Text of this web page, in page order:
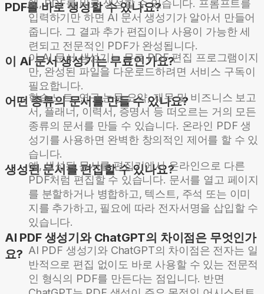
PDF를 바로 생성할 수 있나요?
예, PDF를 바로 생성할 수 있습니다. 프롬프트를
입력하기만 하면 AI 문서 생성기가 알아서 만들어
줍니다. 그 결과 추가 편집이나 사용이 가능한 세
련되고 전문적인 PDF가 완성됩니다.
이 AI 문서 생성기는 무료인가요?
이 AI 문서 생성기는 무료 PDF 편집 프로그램이지
만, 완성된 파일을 다운로드하려면 서비스 구독이
필요합니다.
어떤 종류의 문서를 만들 수 있나요?
학습 노트, 연구 논문 요약, 재무 및 비즈니스 보고
서, 플래너, 이력서, 증명서 등 떠오르는 거의 모든
종류의 문서를 만들 수 있습니다. 온라인 PDF 생
성기를 사용하면 완벽한 창의적인 제어를 할 수 있
습니다.
생성된 문서를 편집할 수 있나요?
예, 생성된 문서를 편집기에서 온라인으로 다른
PDF처럼 편집할 수 있습니다. 문서를 열고 페이지
를 분할하거나 병합하고, 텍스트, 주석 또는 이미
지를 추가하고, 필요에 따라 전자서명을 삽입할 수
있습니다.
AI PDF 생성기와 ChatGPT의 차이점은 무엇인가
요? AI PDF 생성기와 ChatGPT의 차이점은 전자는 일
반적으로 편집 없이도 바로 사용할 수 있는 전문적
인 형식의 PDF를 만든다는 점입니다. 반면